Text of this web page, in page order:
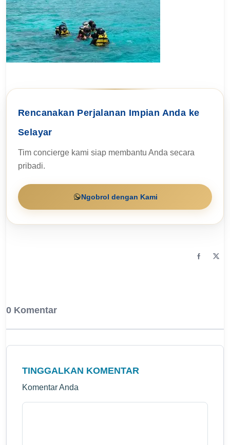
Rencanakan Perjalanan Impian Anda ke
Selayar
Tim concierge kami siap membantu Anda secara
pribadi.
Ngobrol dengan Kami
0 Komentar
TINGGALKAN KOMENTAR
Komentar Anda